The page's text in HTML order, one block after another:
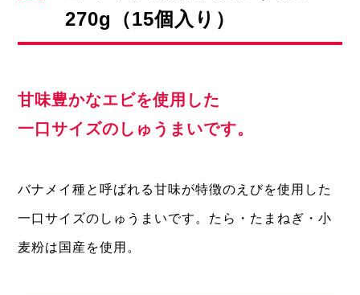
270g（15個入り）
甘味豊かなエビを使用した
一口サイズのしゅうまいです。
バナメイ種と呼ばれる甘味が特徴のえびを使用した
一口サイズのしゅうまいです。たら・たまねぎ・小
麦粉は国産を使用。